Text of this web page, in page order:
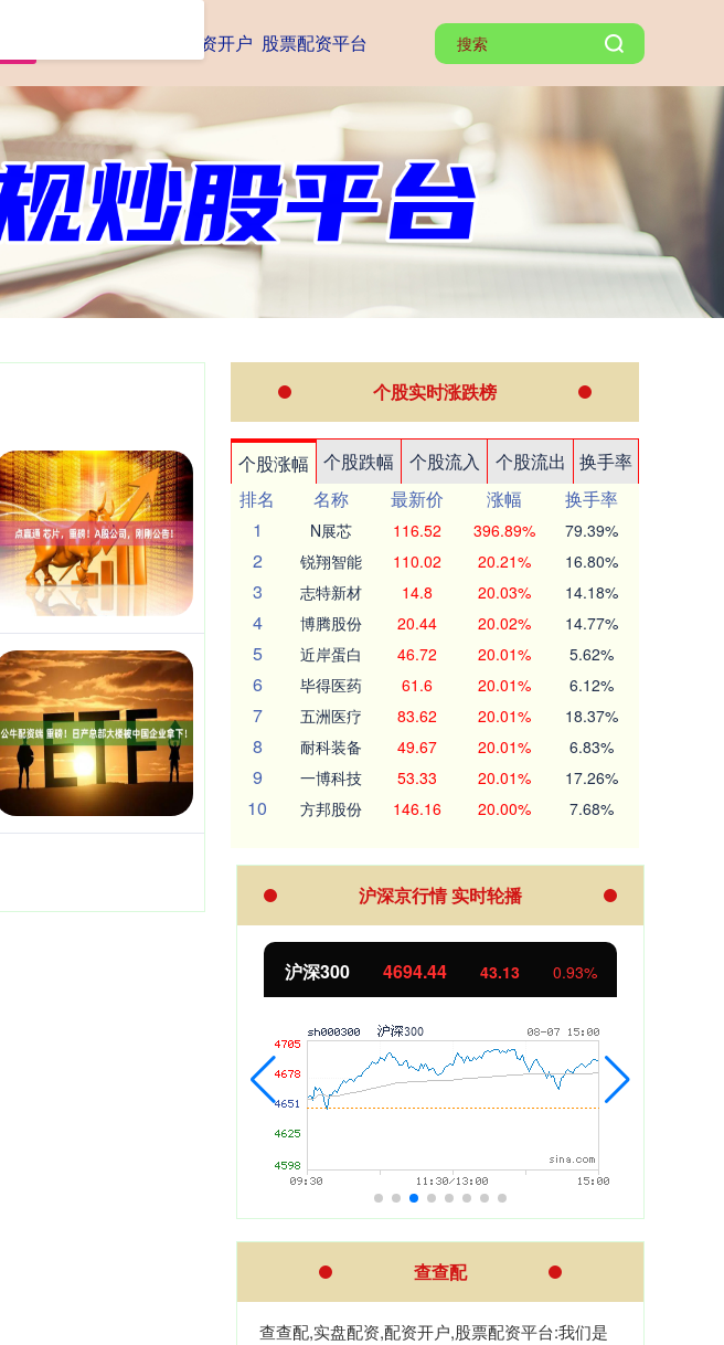
配资开户 股票配资平台
个股实时涨跌榜
个股涨幅 个股跌幅 个股流入 个股流出
换手率
排名
名称 最新价 涨幅
换手率
1
N展芯 116.52 396.89% 79.39%
2 锐翔智能 110.02 20.21% 16.80%
3 志特新材 14.8 20.03% 14.18%
4 博腾股份 20.44 20.02% 14.77%
5 近岸蛋白 46.72 20.01% 5.62%
6 毕得医药 61.6 20.01% 6.12%
7 五洲医疗 83.62 20.01% 18.37%
8 耐科装备 49.67 20.01% 6.83%
9 一博科技 53.33 20.01% 17.26%
10 方邦股份 146.16 20.00% 7.68%
沪深京行情 实时轮播
沪深300 4694.44 43.13 0.93%
查查配
查查配,实盘配资,配资开户,股票配资平台:我们是